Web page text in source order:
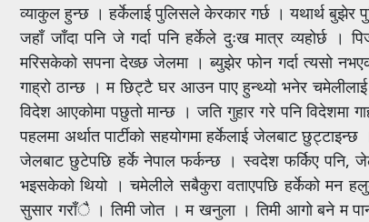
व्याकुल हुन्छ । हर्केलाई पुलिसले केरकार गर्छ । यथार्थ बुझेर
जहाँ जाँदा पनि जे गर्दा पनि हर्केले दुःख मात्र व्यहोर्छ
मरिसकेको सपना देख्छ जेलमा । ब्युझेर फोन गर्दा त्यसो
गाह्रो ठान्छ । म छिट्टै घर आउन पाए हुन्थ्यो भनेर
विदेश आएकोमा पछुतो मान्छ । जति गुहार गरे पनि
पहलमा अर्थात पार्टीको सहयोगमा हर्केलाई जेलबाट
जेलबाट छुटेपछि हर्के नेपाल फर्कन्छ । स्वदेश फर्किए पनि,
भइसकेको थियो । चमेलीले सबैकुरा वताएपछि हर्केको मन
सुसार गराँै । तिमी जोत । म खनुला । तिमी आगो बने म